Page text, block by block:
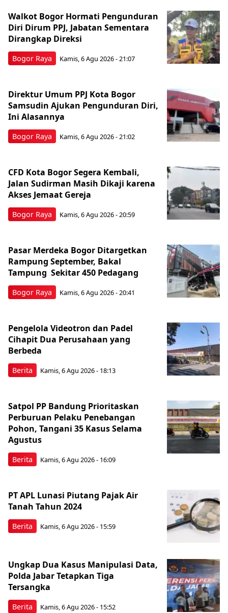
Bogor Raya
Walkot Bogor Hormati Pengunduran
Diri Dirum PPJ, Jabatan Sementara
Dirangkap Direksi
Kamis, 6 Agu 2026 - 21:07
Bogor Raya
Direktur Umum PPJ Kota Bogor
Samsudin Ajukan Pengunduran Diri,
Ini Alasannya
Kamis, 6 Agu 2026 - 21:02
Bogor Raya
CFD Kota Bogor Segera Kembali,
Jalan Sudirman Masih Dikaji karena
Akses Jemaat Gereja
Kamis, 6 Agu 2026 - 20:59
Bogor Raya
Pasar Merdeka Bogor Ditargetkan
Rampung September, Bakal
Tampung Sekitar 450 Pedagang
Kamis, 6 Agu 2026 - 20:41
Berita
Pengelola Videotron dan Padel
Cihapit Dua Perusahaan yang
Berbeda
Kamis, 6 Agu 2026 - 18:13
Berita
Satpol PP Bandung Prioritaskan
Perburuan Pelaku Penebangan
Pohon, Tangani 35 Kasus Selama
Agustus
Kamis, 6 Agu 2026 - 16:09
Berita
PT APL Lunasi Piutang Pajak Air
Tanah Tahun 2024
Kamis, 6 Agu 2026 - 15:59
Berita
Ungkap Dua Kasus Manipulasi Data,
Polda Jabar Tetapkan Tiga
Tersangka
Kamis, 6 Agu 2026 - 15:52